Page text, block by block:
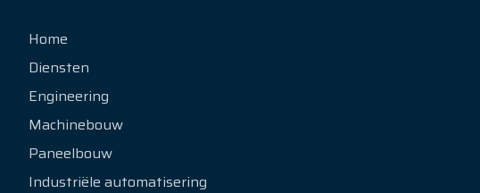
Home
Diensten
Engineering
Machinebouw
Paneelbouw
Industriële automatisering